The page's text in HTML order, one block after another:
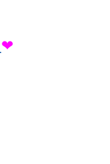
❤︎